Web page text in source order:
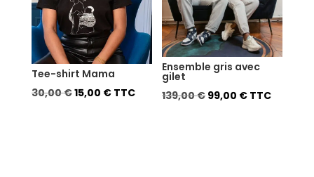
Tee-shirt Mama
30,00€Le
15,00 €Le
TTC
Ensemble gris avec
gilet
139,00€ Le
99,00 €Le
TTC